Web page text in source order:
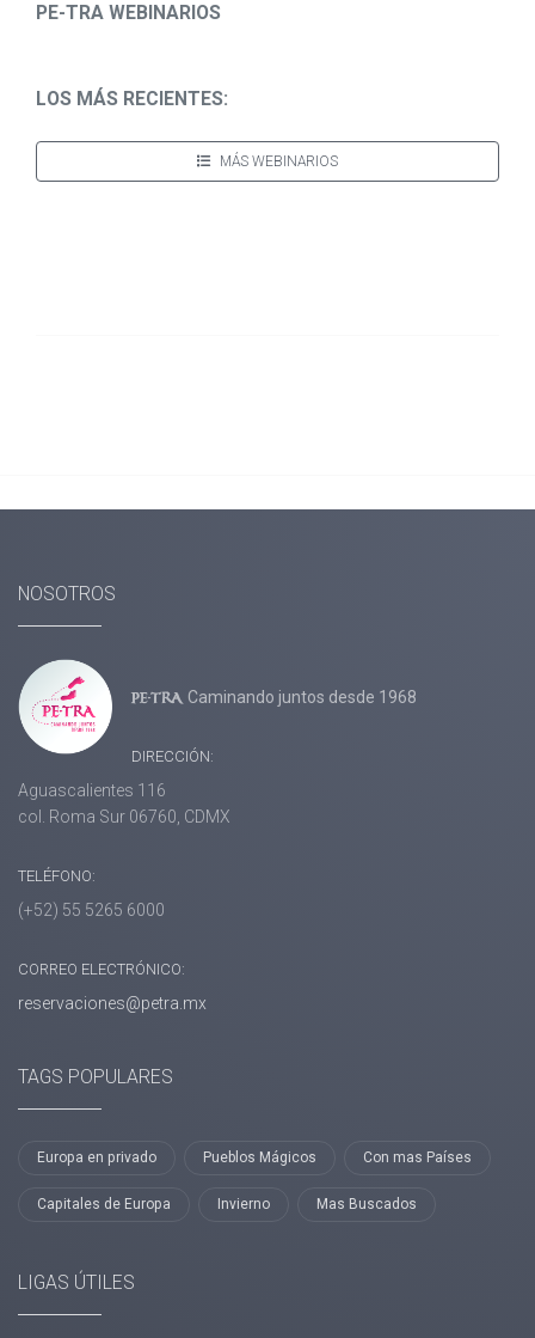
PE-TRA WEBINARIOS
LOS MÁS RECIENTES:
MÁS WEBINARIOS
NOSOTROS
Caminando juntos desde 1968
DIRECCIÓN:
Aguascalientes 116
col. Roma Sur 06760, CDMX
TELÉFONO:
(+52) 55 5265 6000
CORREO ELECTRÓNICO:
reservaciones@petra.mx
TAGS POPULARES
Europa en privado Pueblos Mágicos Con mas Países
Capitales de Europa Invierno Mas Buscados
LIGAS ÚTILES